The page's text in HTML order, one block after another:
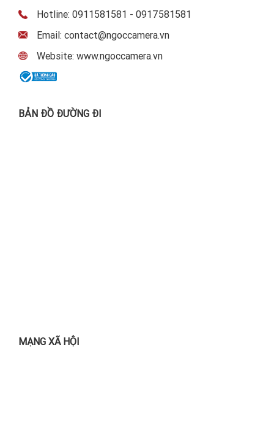
Hotline: 0911581581 - 0917581581
Email: contact@ngoccamera.vn
Website: www.ngoccamera.vn
BẢN ĐỒ ĐƯỜNG ĐI
MẠNG XÃ HỘI